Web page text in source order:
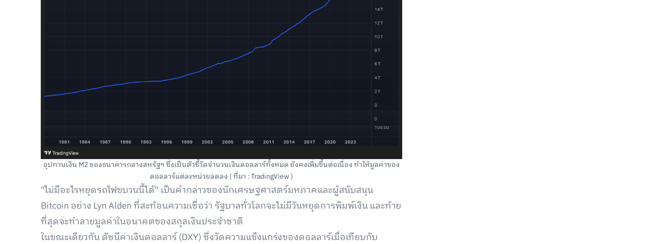
อุปทานเงิน M2 ของธนาคารกลางสหรัฐฯ ซึ่งเป็นตัวชี้วัดจำนวนเงินดอลลาร์ทั้งหมด ยังคงเพิ่มขึ้นต่อเนื่อง ทำให้มูลค่าของ
ดอลลาร์แต่ละหน่วยลดลง ( ที่มา : TradingView )
"ไม่มีอะไรหยุดรถไฟขบวนนี้ได้" เป็นคำกล่าวของนักเศรษฐศาสตร์มหภาคและผู้สนับสนุน
Bitcoin อย่าง Lyn Alden ที่สะท้อนความเชื่อว่า รัฐบาลทั่วโลกจะไม่มีวันหยุดการพิมพ์เงิน และท้าย
ที่สุดจะทำลายมูลค่าในอนาคตของสกุลเงินประจำชาติ
ในขณะเดียวกัน ดัชนีค่าเงินดอลลาร์ (DXY) ซึ่งวัดความแข็งแกร่งของดอลลาร์เมื่อเทียบกับ